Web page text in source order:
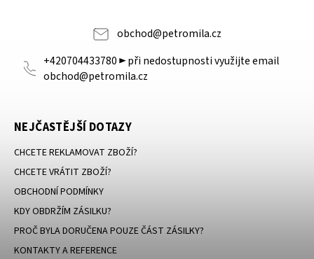
obchod@petromila.cz
+420704433780 ► při nedostupnosti využijte email
obchod@petromila.cz
NEJČASTĚJŠÍ DOTAZY
CHCETE REKLAMOVAT ZBOŽÍ?
CHCETE VRÁTIT ZBOŽÍ?
OBCHODNÍ PODMÍNKY
KDY OBDRŽÍM ZÁSILKU?
PROČ BYLA DORUČENA POUZE ČÁST ZÁSILKY?
KONTAKTY A REFERENCE